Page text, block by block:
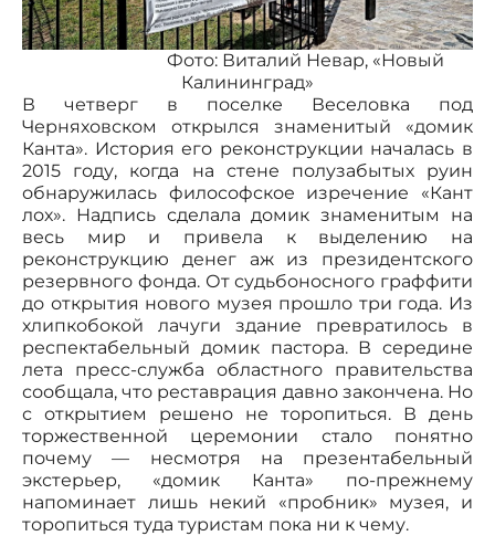
Фото: Виталий Невар, «Новый
Калининград»
В четверг в поселке Веселовка под
Черняховском открылся знаменитый «домик
Канта». История его реконструкции началась в
2015 году, когда на стене полузабытых руин
обнаружилась философское изречение «Кант
лох». Надпись сделала домик знаменитым на
весь мир и привела к выделению на
реконструкцию денег аж из президентского
резервного фонда. От судьбоносного граффити
до открытия нового музея прошло три года. Из
хлипкобокой лачуги здание превратилось в
респектабельный домик пастора. В середине
лета пресс-служба областного правительства
сообщала, что реставрация давно закончена. Но
с открытием решено не торопиться. В день
торжественной церемонии стало понятно
почему — несмотря на презентабельный
экстерьер, «домик Канта» по-прежнему
напоминает лишь некий «пробник» музея, и
торопиться туда туристам пока ни к чему.